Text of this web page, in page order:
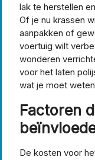
lak te herstellen
Of je nu krassen
aanpakken of
voertuig wilt
wonderen
voor het laten
wat je moet
Factoren
De kosten voor